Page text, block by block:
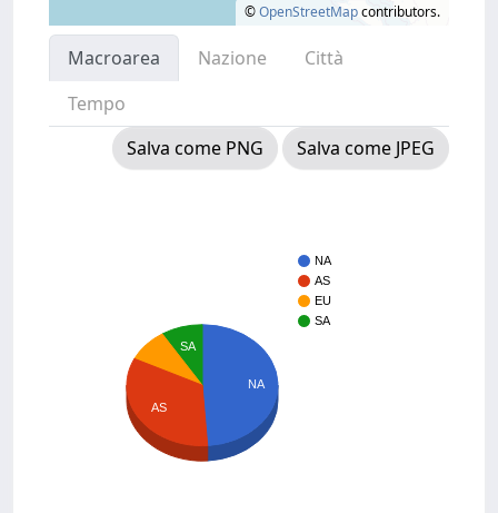
©OpenStreetMapcontributors.
Macroarea Nazione
Città
Tempo
Salva come PNG
Salva come JPEG
NA
AS
EU
SA
NA
SA
AS